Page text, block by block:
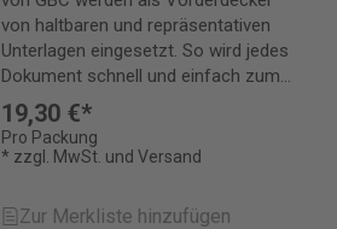
von haltbaren und repräsentativen
Unterlagen eingesetzt. So wird jedes
Dokument schnell und einfach zum
Premiumprodukt.
19,30 €*
Pro Packung
* zzgl. MwSt. und Versand
Zur Merkliste hinzufügen